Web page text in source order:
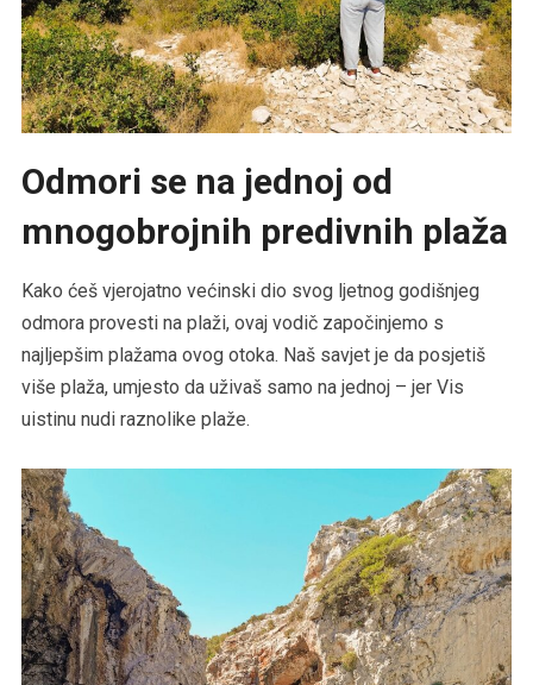
Odmori se na jednoj od
mnogobrojnih predivnih plaža
Kako ćeš vjerojatno većinski dio svog ljetnog godišnjeg
odmora provesti na plaži, ovaj vodič započinjemo s
najljepšim plažama ovog otoka. Naš savjet je da posjetiš
više plaža, umjesto da uživaš samo na jednoj – jer Vis
uistinu nudi raznolike plaže.